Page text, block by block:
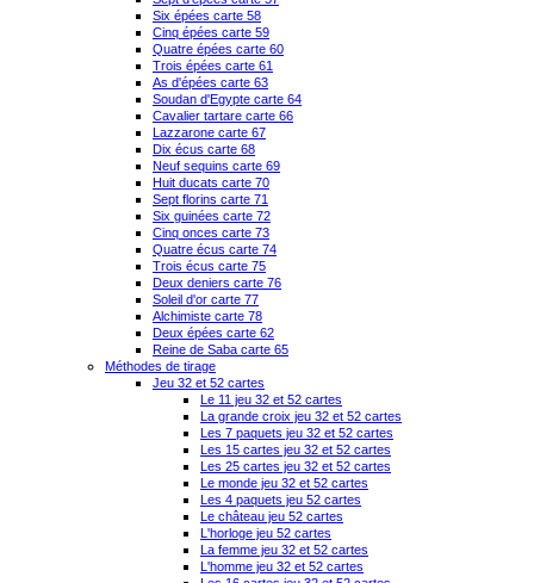
Six épées carte 58
Cinq épées carte 59
Quatre épées carte 60
Trois épées carte 61
As d'épées carte 63
Soudan d'Egypte carte 64
Cavalier tartare carte 66
Lazzarone carte 67
Dix écus carte 68
Neuf sequins carte 69
Huit ducats carte 70
Sept florins carte 71
Six guinées carte 72
Cinq onces carte 73
Quatre écus carte 74
Trois écus carte 75
Deux deniers carte 76
Soleil d'or carte 77
Alchimiste carte 78
Deux épées carte 62
Reine de Saba carte 65
Méthodes de tirage
Jeu 32 et 52 cartes
Le 11 jeu 32 et 52 cartes
La grande croix jeu 32 et 52 cartes
Les 7 paquets jeu 32 et 52 cartes
Les 15 cartes jeu 32 et 52 cartes
Les 25 cartes jeu 32 et 52 cartes
Le monde jeu 32 et 52 cartes
Les 4 paquets jeu 52 cartes
Le château jeu 52 cartes
L'horloge jeu 52 cartes
La femme jeu 32 et 52 cartes
L'homme jeu 32 et 52 cartes